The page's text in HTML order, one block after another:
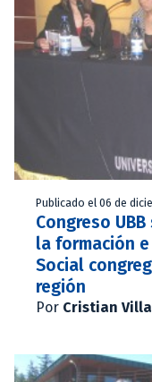
Publicado el 06 de
Congreso
la formación
Social
región
Por Cristian